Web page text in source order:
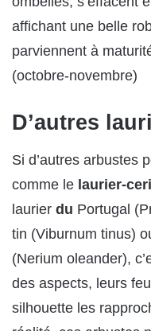
affichant une belle
parviennent à
(octobre-novembre)
D’autres
Si d’autres arbustes
comme le laurier-
laurier du Portugal
tin (Viburnum tinus)
(Nerium oleander),
des aspects, leurs
silhouette les